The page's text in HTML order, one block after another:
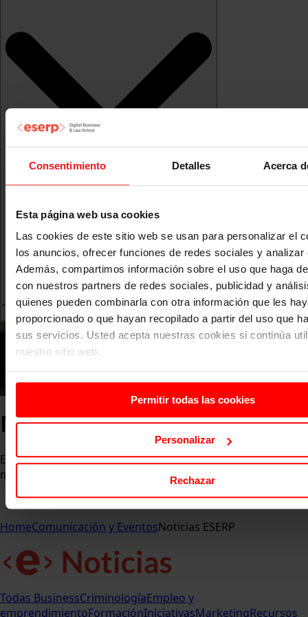
Consentimiento Detalles Acerca
Esta página web usa cookies
Las cookies de este sitio web se usan para personalizar el
los anuncios, ofrecer funciones de redes sociales y analizar
Además, compartimos información sobre el uso que haga
con nuestros partners de redes sociales, publicidad y
quienes pueden combinarla con otra información que les
proporcionado o que hayan recopilado a partir del uso que
sus servicios. Usted acepta nuestras cookies si continúa
nuestro sitio web.
Permitir todas las cookies
Personalizar
Rechazar
Noticias ESERP
Entérate de las últimas novedades, eventos y logros que
marcan el pulso de la comunidad ESERP.
HomeComunicación y EventosNoticias ESERP
Todas BusinessCriminologíaEmpleo y
emprendimientoFormaciónIniciativasMarketingRecursos